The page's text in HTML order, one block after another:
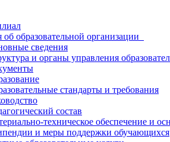
об образовательной организации
сведения
и органы управления
стандарты и требования
состав
техническое обеспечение и
и меры поддержки обучающихся